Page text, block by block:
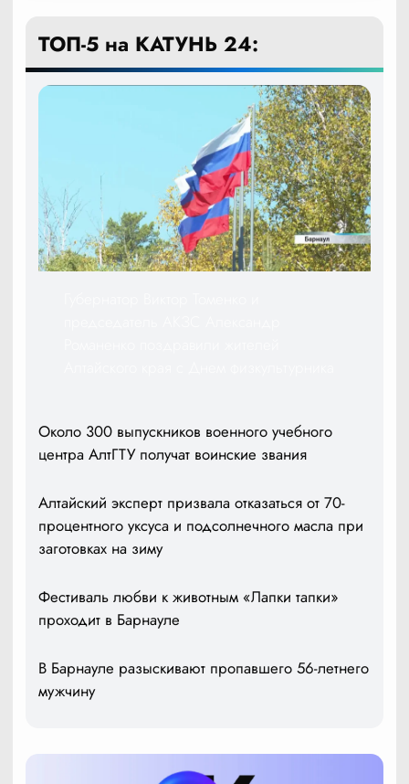
ТОП-5 на КАТУНЬ 24:
Около 300 выпускников военного учебного
центра АлтГТУ получат воинские звания
Алтайский эксперт призвала отказаться от 70-
процентного уксуса и подсолнечного масла при
заготовках на зиму
Фестиваль любви к животным «Лапки тапки»
проходит в Барнауле
В Барнауле разыскивают пропавшего 56-летнего
мужчину